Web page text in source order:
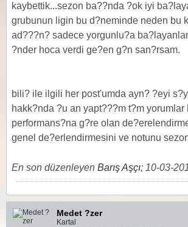
kaybettik...sezon ba??nda ?ok iyi
grubunun ligin bu d?neminde neden bu
ad???n? sadece yorgunlu?a
?nder hoca verdi ge?en g?n san?rsam.
bili? ile ilgili her post'umda ayn? ?eyi
hakk?nda ?u an yapt???m t?m yorumlar
performans?na g?re olan
genel de?erlendirmesini ve notunu
En son düzenleyen Barış Aşçı; 10-03-
Medet ?zer
Kartal